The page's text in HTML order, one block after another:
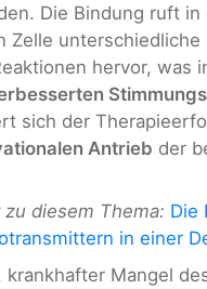
Die Bindung ruft in
Zelle unterschiedliche
hervor, was
sich der
Antrieb der
diesem Thema: Die
in einer
krankhafter Mangel